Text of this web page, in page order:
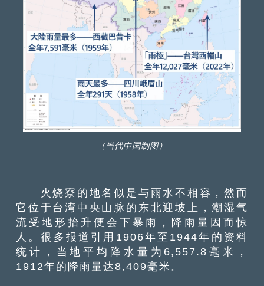
（当代中国制图）
火烧寮的地名似是与雨水不相容，然而
它位于台湾中央山脉的东北迎坡上，潮湿气
流受地形抬升便会下暴雨，降雨量因而惊
人。很多报道引用1906年至1944年的资料
统计，当地平均降水量为6,557.8毫米，
1912年的降雨量达8,409毫米。